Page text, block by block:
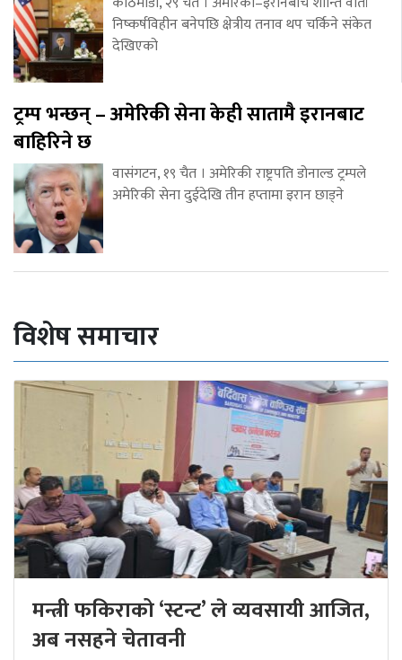
निष्कर्षविहीन बनेपछि क्षेत्रीय तनाव थप चर्किने संकेत
देखिएको
ट्रम्प भन्छन् – अमेरिकी सेना केही सातामै इरानबाट
बाहिरिने छ
वासंगटन, १९ चैत । अमेरिकी राष्ट्रपति डोनाल्ड ट्रम्पले
अमेरिकी सेना दुईदेखि तीन हप्तामा इरान छाड्ने
विशेष समाचार
मन्त्री फकिराको ‘स्टन्ट’ ले व्यवसायी आजित,
अब नसहने चेतावनी